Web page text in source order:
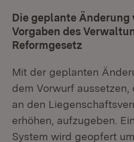
Die geplante Änderung
Vorgaben des
Reformgesetz
Mit der geplanten
dem Vorwurf
an den
erhöhen, aufzugeben.
System wird geopfert